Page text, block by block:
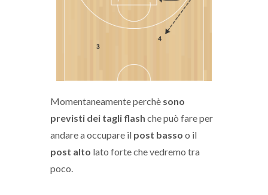
Momentaneamente perchè sono
previsti dei tagli flash che può fare per
andare a occupare il post basso o il
post alto lato forte che vedremo tra
poco.